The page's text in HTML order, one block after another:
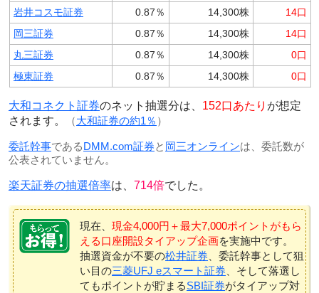
岩井コスモ証券 0.87％ 14,300株
14口
岡三証券
0.87％ 14,300株
14口
丸三証券
0.87％ 14,300株
0口
極東証券
0.87％ 14,300株 0口
大和コネクト証券のネット抽選分は、 152口あたり が想定
されます。
（大和証券の約1％ ）
委託幹事であるDMM.com証券と 岡三オンラインは、委託数が
公表されていません。
楽天証券の抽選倍率は、 714倍でした。
現在、 現金4,000円＋最大7,000ポイントがもら
える口座開設タイアップ企画を実施中です。
抽選資金が不要の松井証券 、委託幹事として狙
い目の三菱UFJ eスマート証券 、そして落選し
てもポイントが貯まるSBI証券がタイアップ対